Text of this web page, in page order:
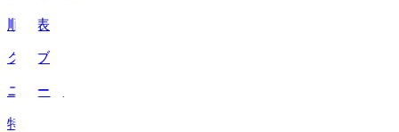
順位表
クラブ
ニュース
特集